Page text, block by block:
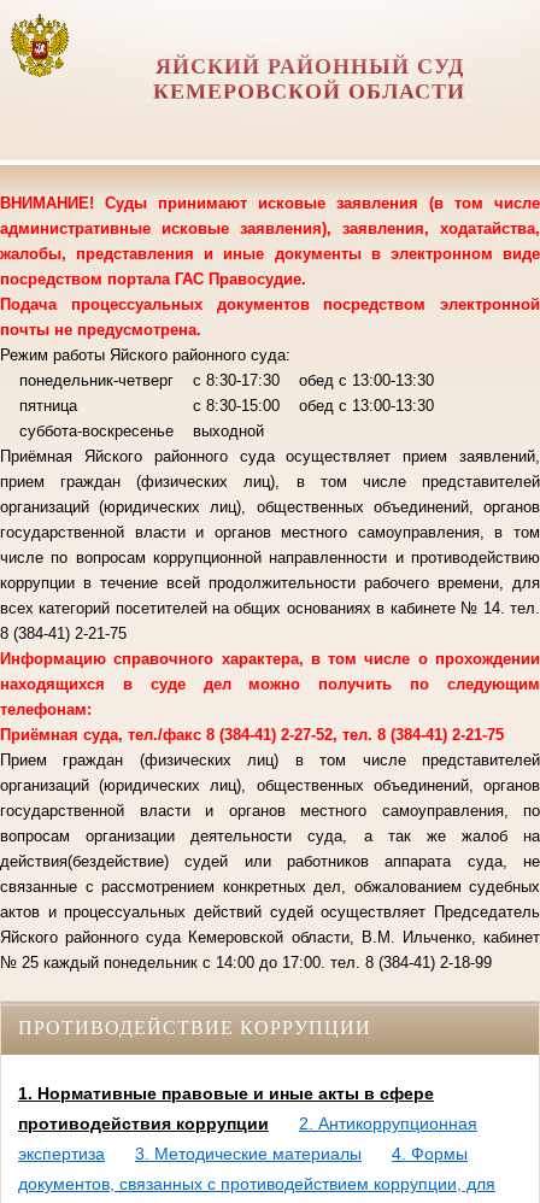
ЯЙСКИЙ РАЙОННЫЙ СУД
КЕМЕРОВСКОЙ ОБЛАСТИ
ВНИМАНИЕ! Суды принимают исковые заявления (в том числе
административные исковые заявления), заявления, ходатайства,
жалобы, представления и иные документы в электронном виде
посредством портала ГАС Правосудие.
Подача процессуальных документов посредством электронной
почты не предусмотрена.
Режим работы Яйского районного суда:
понедельник-четверг с 8:30-17:30 обед с 13:00-13:30
пятница с 8:30-15:00 обед с 13:00-13:30
суббота-воскресенье выходной
Приёмная Яйского районного суда осуществляет прием заявлений,
прием граждан (физических лиц), в том числе представителей
организаций (юридических лиц), общественных объединений, органов
государственной власти и органов местного самоуправления, в том
числе по вопросам коррупционной направленности и противодействию
коррупции в течение всей продолжительности рабочего времени, для
всех категорий посетителей на общих основаниях в кабинете № 14. тел.
8 (384-41) 2-21-75
Информацию справочного характера, в том числе о прохождении
находящихся в суде дел можно получить по следующим
телефонам:
Приёмная суда, тел./факс 8 (384-41) 2-27-52, тел. 8 (384-41) 2-21-75
Прием граждан (физических лиц) в том числе представителей
организаций (юридических лиц), общественных объединений, органов
государственной власти и органов местного самоуправления, по
вопросам организации деятельности суда, а так же жалоб на
действия(бездействие) судей или работников аппарата суда, не
связанные с рассмотрением конкретных дел, обжалованием судебных
актов и процессуальных действий судей осуществляет Председатель
Яйского районного суда Кемеровской области, В.М. Ильченко, кабинет
№ 25 каждый понедельник с 14:00 до 17:00. тел. 8 (384-41) 2-18-99
ПРОТИВОДЕЙСТВИЕ КОРРУПЦИИ
1. Нормативные правовые и иные акты в сфере
противодействия коррупции
2. Антикоррупционная
экспертиза
3. Методические материалы
4. Формы
документов, связанных с противодействием коррупции, для